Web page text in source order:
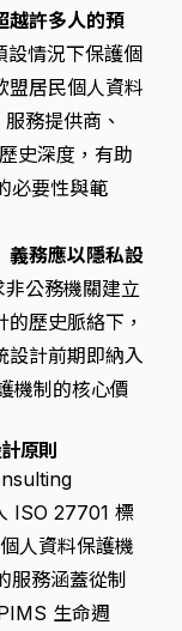
越許多人的預
情況下保護個
盟居民個人資料
務提供商、
史深度，有助
必要性與範
義務應以隱私設
公務機關建立
的歷史脈絡下，
設計前期即納入
機制的核心價
原則
ISO 27701 標
人資料保護機
服務涵蓋從制
生命週